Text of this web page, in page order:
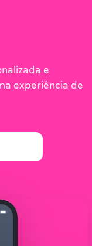
e
experiência de